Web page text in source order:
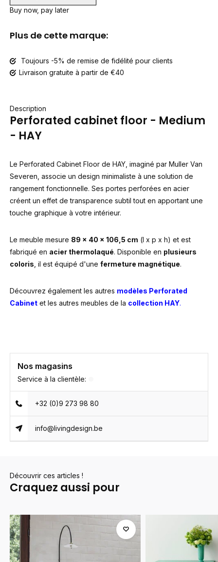
Buy now, pay later
Plus de cette marque:
Toujours -5% de remise de fidélité pour clients
Livraison gratuite à partir de €40
Description
Perforated cabinet floor - Medium
- HAY
Le Perforated Cabinet Floor de HAY, imaginé par Muller Van
Severen, associe un design minimaliste à une solution de
rangement fonctionnelle. Ses portes perforées en acier
créent un effet de transparence subtil tout en apportant une
touche graphique à votre intérieur.
Le meuble mesure 89 x 40 x 106,5 cm (l x p x h) et est
fabriqué en acier thermolaqué. Disponible en plusieurs
coloris , il est équipé d'une fermeture magnétique.
Découvrez également les autres modèles Perforated
Cabinet et les autres meubles de la collection HAY.
Nos magasins
Service à la clientèle:
+32 (0)9 273 98 80
info@livingdesign.be
Découvrir ces articles !
Craquez aussi pour